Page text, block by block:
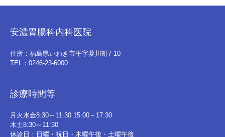
安濃胃腸科内科医院
住所：福島県いわき市平字菱川町7-10
TEL：0246-23-6000
診療時間等
月火水金8:30～11:30 15:00～17:30
木土8:30～11:30
休診日：日曜・祝日・木曜午後・土曜午後